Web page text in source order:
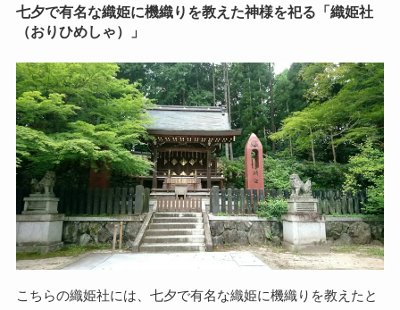
七夕で有名な織姫に機織りを教えた神様を祀る「織姫社
（おりひめしゃ）」
こちらの織姫社には、七夕で有名な織姫に機織りを教えたと